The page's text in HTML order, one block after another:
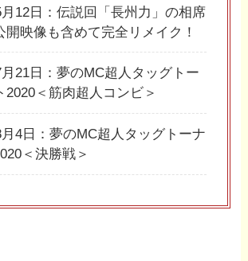
月12日：伝説回「長州力」の相席
開映像も含めて完全リメイク！
21日：夢のMC超人タッグトー
2020＜筋肉超人コンビ＞
4日：夢のMC超人タッグトーナ
＜決勝戦＞